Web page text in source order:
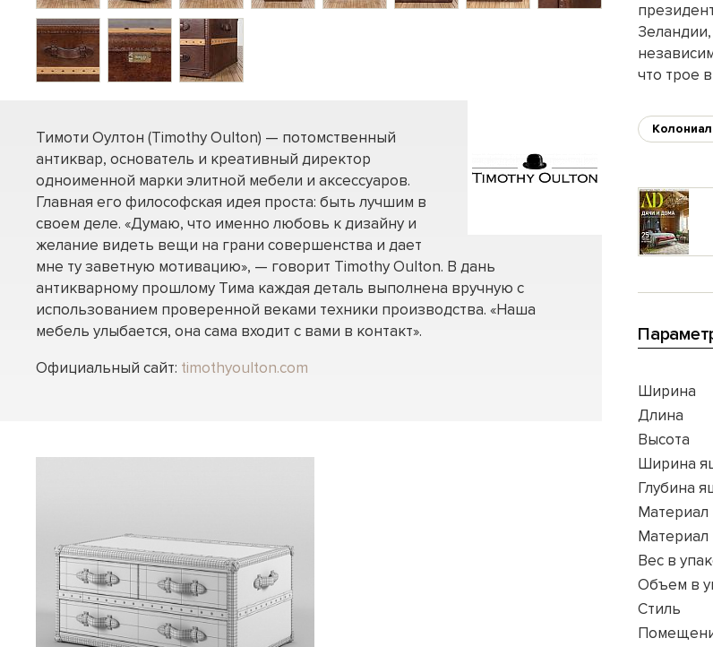
Тимоти Оултон (Timothy Oulton) — потомственный
антиквар, основатель и креативный директор
одноименной марки элитной мебели и аксессуаров.
Главная его философская идея проста: быть лучшим в
своем деле. «Думаю, что именно любовь к дизайну и
желание видеть вещи на грани совершенства и дает
мне ту заветную мотивацию», — говорит Timothy Oulton. В дань
антикварному прошлому Тима каждая деталь выполнена вручную с
использованием проверенной веками техники производства. «Наша
мебель улыбается, она сама входит с вами в контакт».
Официальный сайт: timothyoulton.com
что трое
Ширина
Длина
Высота
Ширина
Глубина
Материал
Материал
Вес в
Объем в
Стиль